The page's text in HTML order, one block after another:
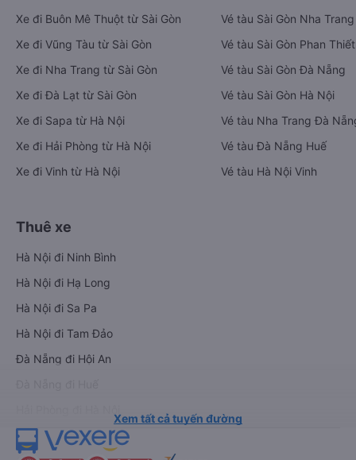
Xe đi Buôn Mê Thuột từ Sài Gòn
Xe đi Vũng Tàu từ Sài Gòn
Xe đi Nha Trang từ Sài Gòn
Xe đi Đà Lạt từ Sài Gòn
Xe đi Sapa từ Hà Nội
Xe đi Hải Phòng từ Hà Nội
Xe đi Vinh từ Hà Nội
Vé tàu Sài Gòn Nha Trang
Vé tàu Sài Gòn Phan Thiết
Vé tàu Sài Gòn Đà Nẵng
Vé tàu Sài Gòn Hà Nội
Vé tàu Nha Trang Đà
Vé tàu Đà Nẵng Huế
Vé tàu Hà Nội Vinh
Thuê xe
Hà Nội đi Ninh Bình
Hà Nội đi Hạ Long
Hà Nội đi Sa Pa
Hà Nội đi Tam Đảo
Đà Nẵng đi Hội An
Xem tất cả tuyến đường